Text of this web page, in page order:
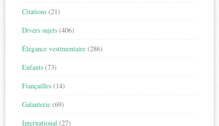
Citations (21)
Divers sujets (406)
Élégance vestimentaire (286)
Enfants (73)
Fiançailles (14)
Galanterie (69)
International (27)